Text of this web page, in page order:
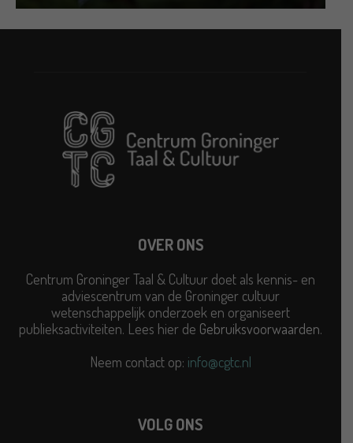
OVER ONS
Centrum Groninger Taal & Cultuur doet als kennis- en
adviescentrum van de Groninger cultuur
wetenschappelijk onderzoek en organiseert
publieksactiviteiten. Lees hier de Gebruiksvoorwaarden.
Neem contact op: info@cgtc.nl
VOLG ONS